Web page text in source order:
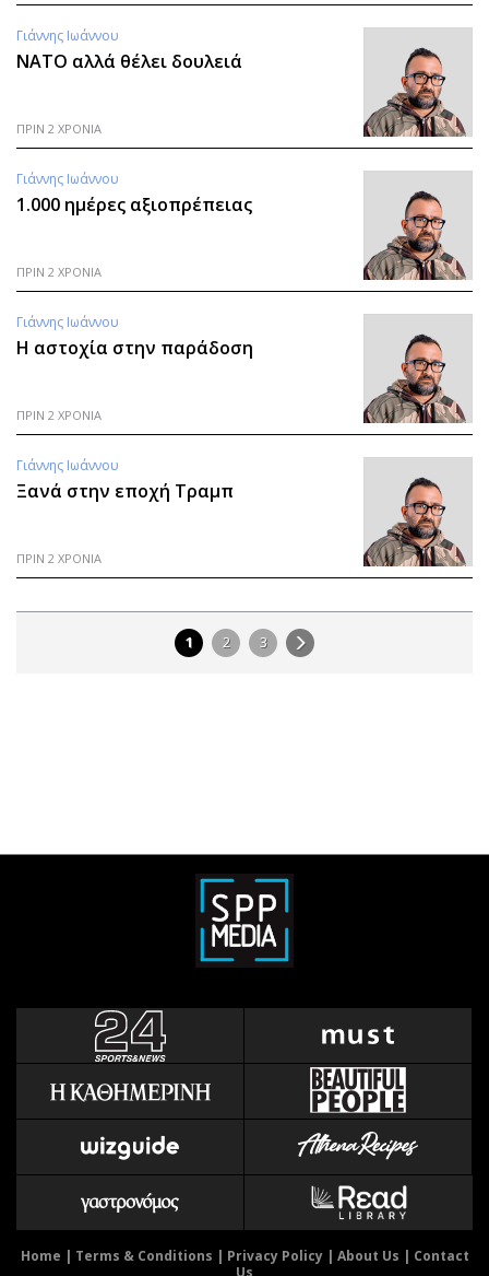
Γιάννης Ιωάννου
ΝΑΤΟ αλλά θέλει δουλειά
ΠΡΙΝ 2 ΧΡΟΝΙΑ
Γιάννης Ιωάννου
1.000 ημέρες αξιοπρέπειας
ΠΡΙΝ 2 ΧΡΟΝΙΑ
Γιάννης Ιωάννου
Η αστοχία στην παράδοση
ΠΡΙΝ 2 ΧΡΟΝΙΑ
Γιάννης Ιωάννου
Ξανά στην εποχή Τραμπ
ΠΡΙΝ 2 ΧΡΟΝΙΑ
1 2 3
Home | Terms & Conditions | Privacy Policy| About Us | Contact
Us